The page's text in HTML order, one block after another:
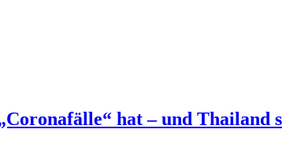
hat – und Thailand